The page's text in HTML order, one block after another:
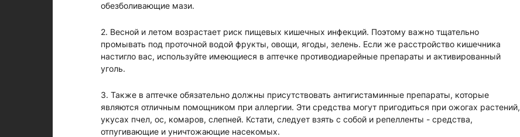
обезболивающие мази.
2. Весной и летом возрастает риск пищевых кишечных инфекций. Поэтому важно тщательно
промывать под проточной водой фрукты, овощи, ягоды, зелень. Если же расстройство кишечника
настигло вас, используйте имеющиеся в аптечке противодиарейные препараты и активированный
уголь.
3. Также в аптечке обязательно должны присутствовать антигистаминные препараты, которые
являются отличным помощником при аллергии. Эти средства могут пригодиться при ожогах растений,
укусах пчел, ос, комаров, слепней. Кстати, следует взять с собой и репелленты - средства,
отпугивающие и уничтожающие насекомых.